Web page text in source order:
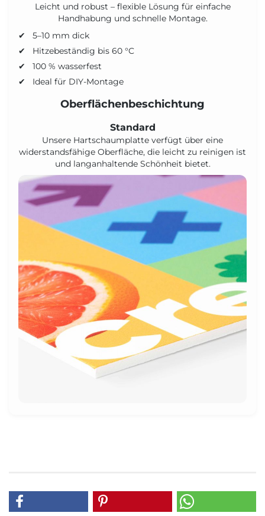
Leicht und robust – flexible Lösung für einfache
Handhabung und schnelle Montage.
5–10 mm dick
Hitzebeständig bis 60 °C
100 % wasserfest
Ideal für DIY-Montage
Oberflächenbeschichtung
Standard
Unsere Hartschaumplatte verfügt über eine
widerstandsfähige Oberfläche, die leicht zu reinigen ist
und langanhaltende Schönheit bietet.